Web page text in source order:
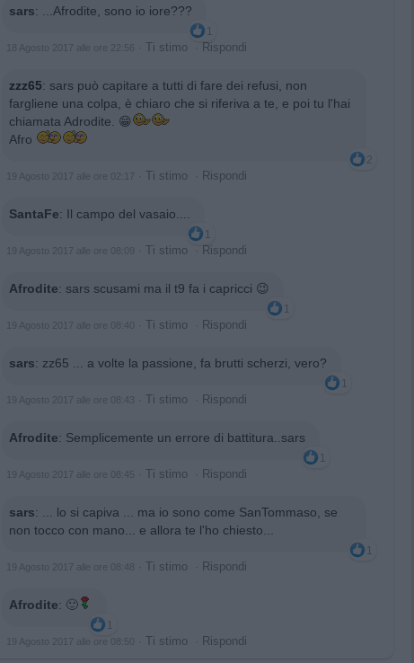
sars: ...Afrodite, sono io iore???
1
18 Agosto 2017 alle ore 22:56 Ti stimo Rispondi
zzz65: sars può capitare a tutti di fare dei refusi, non
fargliene una colpa, è chiaro che si riferiva a te, e poi tu l'hai
chiamata Adrodite. 😁
Afro
2
19 Agosto 2017 alle ore 02:17 Ti stimo Rispondi
SantaFe: Il campo del vasaio....
1
19 Agosto 2017 alle ore 08:09 Ti stimo Rispondi
Afrodite: sars scusami ma il t9 fa i capricci 😉
1
19 Agosto 2017 alle ore 08:40 Ti stimo Rispondi
sars: zz65 ... a volte la passione, fa brutti scherzi, vero?
1
19 Agosto 2017 alle ore 08:43 Ti stimo Rispondi
Afrodite: Semplicemente un errore di battitura..sars
1
19 Agosto 2017 alle ore 08:45 Ti stimo Rispondi
sars:
... lo si capiva ... ma io sono come SanTommaso, se
non tocco con mano... e allora te l'ho chiesto...
1
19 Agosto 2017 alle ore 08:48 Ti stimo Rispondi
Afrodite: 🙂
1
19 Agosto 2017 alle ore 08:50 Ti stimo Rispondi